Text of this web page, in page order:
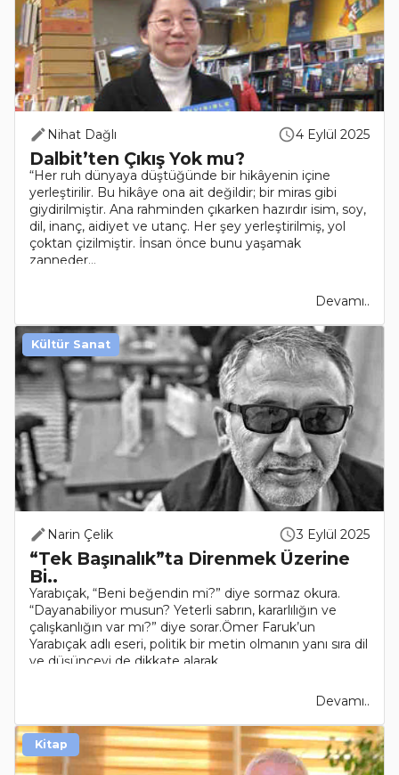
Nihat Dağlı 4 Eylül 2025
Dalbit’ten Çıkış Yok mu?
“Her ruh dünyaya düştüğünde bir hikâyenin içine
yerleştirilir. Bu hikâye ona ait değildir; bir miras gibi
giydirilmiştir. Ana rahminden çıkarken hazırdır isim, soy,
dil, inanç, aidiyet ve utanç. Her şey yerleştirilmiş, yol
çoktan çizilmiştir. İnsan önce bunu yaşamak
zanneder...
Devamı..
Narin Çelik 3 Eylül 2025
“Tek Başınalık”ta Direnmek Üzerine
Bi..
Yarabıçak, “Beni beğendin mi?” diye sormaz okura.
“Dayanabiliyor musun? Yeterli sabrın, kararlılığın ve
çalışkanlığın var mı?” diye sorar.Ömer Faruk’un
Yarabıçak adlı eseri, politik bir metin olmanın yanı sıra dil
ve düşünceyi de dikkate alarak..
Devamı..
Kültür Sanat
Kitap